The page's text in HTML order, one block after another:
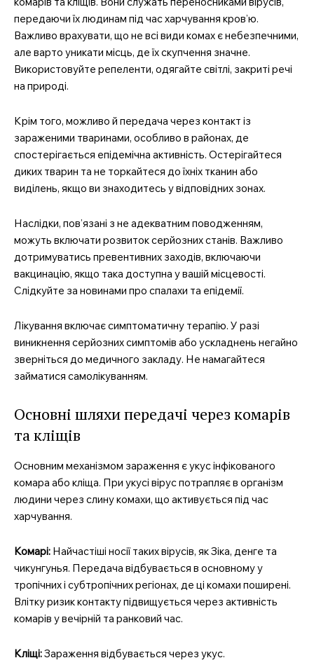
MedTerms.com.ua
професійний медичний
портал
SUBSCRIBE NOW
Company
Про нас
Контакти
Мій акаунт
Медичні книги
передаючи їх людинам під час харчування кров’ю.
Важливо врахувати, що не всі види комах є небезпечними,
але варто уникати місць, де їх скупчення значне.
Використовуйте репеленти, одягайте світлі, закриті речі
на природі.
Крім того, можливо й передача через контакт із
зараженими тваринами, особливо в районах, де
спостерігається епідемічна активність. Остерігайтеся
диких тварин та не торкайтеся до їхніх тканин або
виділень, якщо ви знаходитесь у відповідних зонах.
Наслідки, пов’язані з не адекватним поводженням,
можуть включати розвиток серйозних станів. Важливо
дотримуватись превентивних заходів, включаючи
вакцинацію, якщо така доступна у вашій місцевості.
Слідкуйте за новинами про спалахи та епідемії.
Лікування включає симптоматичну терапію. У разі
виникнення серйозних симптомів або ускладнень негайно
зверніться до медичного закладу. Не намагайтеся
займатися самолікуванням.
Основні шляхи передачі через комарів
та кліщів
Основним механізмом зараження є укус інфікованого
комара або кліща. При укусі вірус потрапляє в організм
людини через слину комахи, що активується під час
харчування.
Комарі: Найчастіші носії таких вірусів, як Зіка, денге та
чикунгунья. Передача відбувається в основному у
тропічних і субтропічних регіонах, де ці комахи поширені.
Влітку ризик контакту підвищується через активність
комарів у вечірній та ранковий час.
Кліщі:Зараження відбувається через укус.